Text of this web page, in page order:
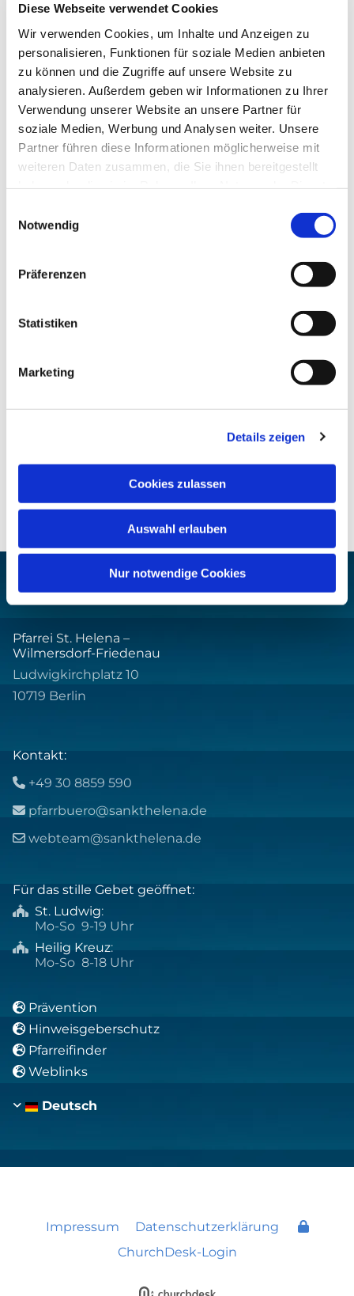
Diese Webseite verwendet Cookies
Wir verwenden Cookies, um Inhalte und Anzeigen zu
personalisieren, Funktionen für soziale Medien anbieten
zu können und die Zugriffe auf unsere Website zu
analysieren. Außerdem geben wir Informationen zu Ihrer
Verwendung unserer Website an unsere Partner für
soziale Medien, Werbung und Analysen weiter. Unsere
Partner führen diese Informationen möglicherweise mit
weiteren Daten zusammen, die Sie ihnen bereitgestellt
Notwendig
Präferenzen
Statistiken
Marketing
Details zeigen
Cookies zulassen
Auswahl erlauben
Nur notwendige Cookies
Dies könnte Sie auch
interessieren
Pfarrei St. Helena –
Wilmersdorf-Friedenau
Ludwigkirchplatz 10
10719 Berlin
Kontakt:
 +49 30 8859 590
 pfarrbuero@sankthelena.de
 webteam@sankthelena.de
Für das stille Gebet geöffnet:
 St. Ludwig:
Mo-So 9-19 Uhr
 Heilig Kreuz:
Mo-So 8-18 Uhr
 Prävention
 Hinweisgeberschutz
 Pfarreifinder
 Weblinks
Deutsch
Impressum
Datenschutzerklärung
ChurchDesk-Login